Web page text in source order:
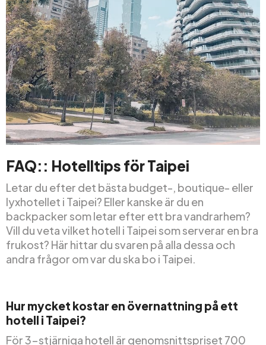
FAQ:: Hotelltips för Taipei
Letar du efter det bästa budget-, boutique- eller
lyxhotellet i Taipei? Eller kanske är du en
backpacker som letar efter ett bra vandrarhem?
Vill du veta vilket hotell i Taipei som serverar en bra
frukost? Här hittar du svaren på alla dessa och
andra frågor om var du ska bo i Taipei.
Hur mycket kostar en övernattning på ett
hotell i Taipei?
För 3-stjärniga hotell är genomsnittspriset 700